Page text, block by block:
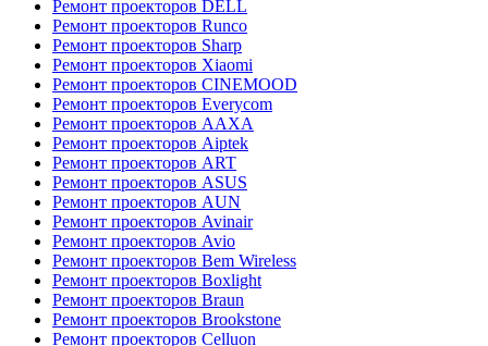
Ремонт проекторов DELL
Ремонт проекторов Runco
Ремонт проекторов Sharp
Ремонт проекторов Xiaomi
Ремонт проекторов CINEMOOD
Ремонт проекторов Everycom
Ремонт проекторов AAXA
Ремонт проекторов Aiptek
Ремонт проекторов ART
Ремонт проекторов ASUS
Ремонт проекторов AUN
Ремонт проекторов Avinair
Ремонт проекторов Avio
Ремонт проекторов Bem Wireless
Ремонт проекторов Boxlight
Ремонт проекторов Braun
Ремонт проекторов Brookstone
Ремонт проекторов Celluon